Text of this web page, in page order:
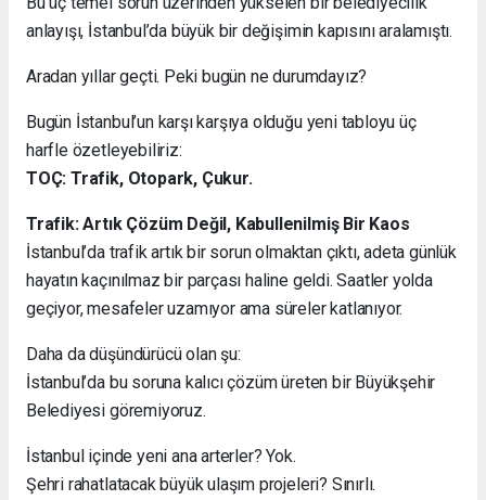
anlayışı, İstanbul’da büyük bir değişimin kapısını aralamıştı.
Aradan yıllar geçti. Peki bugün ne durumdayız?
Bugün İstanbul’un karşı karşıya olduğu yeni tabloyu üç
harfle özetleyebiliriz:
TOÇ: Trafik, Otopark, Çukur.
Trafik: Artık Çözüm Değil, Kabullenilmiş Bir Kaos
İstanbul’da trafik artık bir sorun olmaktan çıktı, adeta günlük
hayatın kaçınılmaz bir parçası haline geldi. Saatler yolda
geçiyor, mesafeler uzamıyor ama süreler katlanıyor.
Daha da düşündürücü olan şu:
İstanbul’da bu soruna kalıcı çözüm üreten bir Büyükşehir
Belediyesi göremiyoruz.
İstanbul içinde yeni ana arterler? Yok.
Şehri rahatlatacak büyük ulaşım projeleri? Sınırlı.